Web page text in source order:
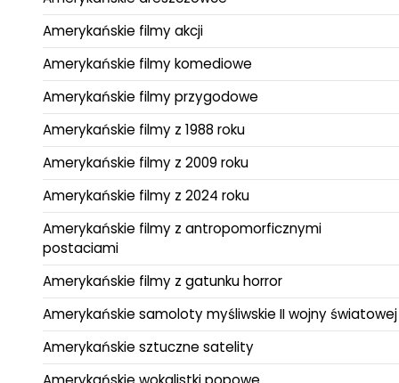
Amerykańskie filmy akcji
Amerykańskie filmy komediowe
Amerykańskie filmy przygodowe
Amerykańskie filmy z 1988 roku
Amerykańskie filmy z 2009 roku
Amerykańskie filmy z 2024 roku
Amerykańskie filmy z antropomorficznymi
postaciami
Amerykańskie filmy z gatunku horror
Amerykańskie samoloty myśliwskie II wojny światowej
Amerykańskie sztuczne satelity